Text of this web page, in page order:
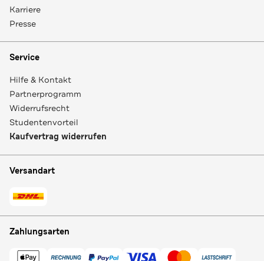
Karriere
Presse
Service
Hilfe & Kontakt
Partnerprogramm
Widerrufsrecht
Studentenvorteil
Kaufvertrag widerrufen
Versandart
Zahlungsarten